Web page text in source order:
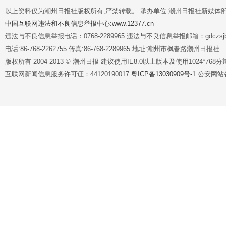
以上资料仅为潮州日报社版权所有,严禁转载。 承办单位:潮州日报社新媒体
中国互联网违法和不良信息举报中心:www.12377.cn
违法与不良信息举报电话：0768-2289965 违法与不良信息举报邮箱：
电话:86-768-2262755 传真:86-768-2289965 地址:潮州市枫春路潮州日报社
版权所有 2004-2013 © 潮州日报 建议使用IE8.0以上版本及使用1024*768分
互联网新闻信息服务许可证：44120190017 粤ICP备13030909号-1 公安网站